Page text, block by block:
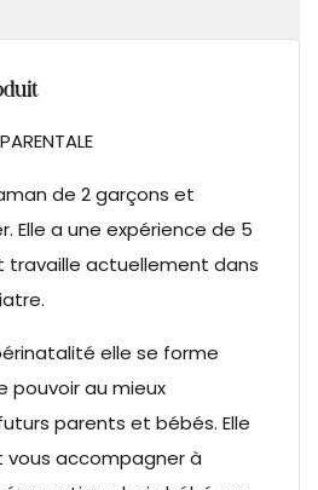
de 2 garçons et
Elle a une expérience de 5
travaille actuellement dans
elle se forme
pouvoir au mieux
parents et bébés. Elle
accompagner à